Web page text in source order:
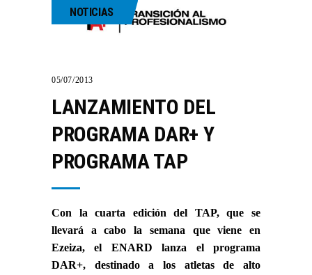
NOTICIAS
05/07/2013
LANZAMIENTO DEL
PROGRAMA DAR+ Y
PROGRAMA TAP
Con la cuarta edición del TAP, que se
llevará a cabo la semana que viene en
Ezeiza, el ENARD lanza el programa
DAR+, destinado a los atletas de alto